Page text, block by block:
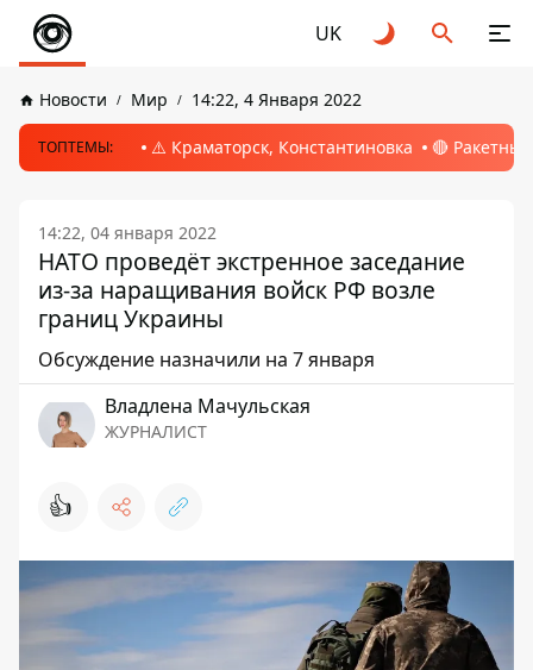
UK
Новости Мир 14:22, 4 Января 2022
ТОПТЕМЫ: ⚠️ Краматорск, Константиновка 🔴
14:22, 04 января 2022
НАТО проведёт экстренное заседание
из-за наращивания войск РФ возле
границ Украины
Обсуждение назначили на 7 января
Владлена Мачульская
ЖУРНАЛИСТ
👍